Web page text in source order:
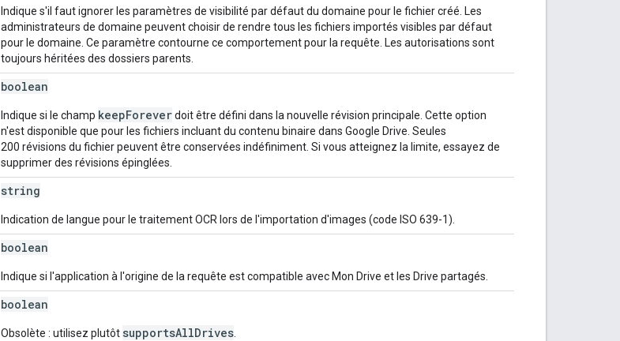
Indique s'il faut ignorer les paramètres de visibilité par défaut du domaine pour le fichier créé. Les
administrateurs de domaine peuvent choisir de rendre tous les fichiers importés visibles par défaut
pour le domaine. Ce paramètre contourne ce comportement pour la requête. Les autorisations sont
toujours héritées des dossiers parents.
boolean
Indique si le champ keepForeverdoit être défini dans la nouvelle révision principale. Cette option
n'est disponible que pour les fichiers incluant du contenu binaire dans Google Drive. Seules
200 révisions du fichier peuvent être conservées indéfiniment. Si vous atteignez la limite, essayez de
supprimer des révisions épinglées.
string
Indication de langue pour le traitement OCR lors de l'importation d'images (code ISO 639-1).
boolean
Indique si l'application à l'origine de la requête est compatible avec Mon Drive et les Drive partagés.
boolean
Obsolète : utilisez plutôt supportsAllDrives